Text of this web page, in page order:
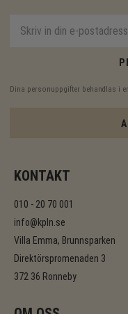
Dina personuppgifter behandlas i
KONTAKT
010 - 20 70 001
info@kpln.se
Villa Emma, Brunnsparken
Direktörspromenaden 3
372 36 Ronneby